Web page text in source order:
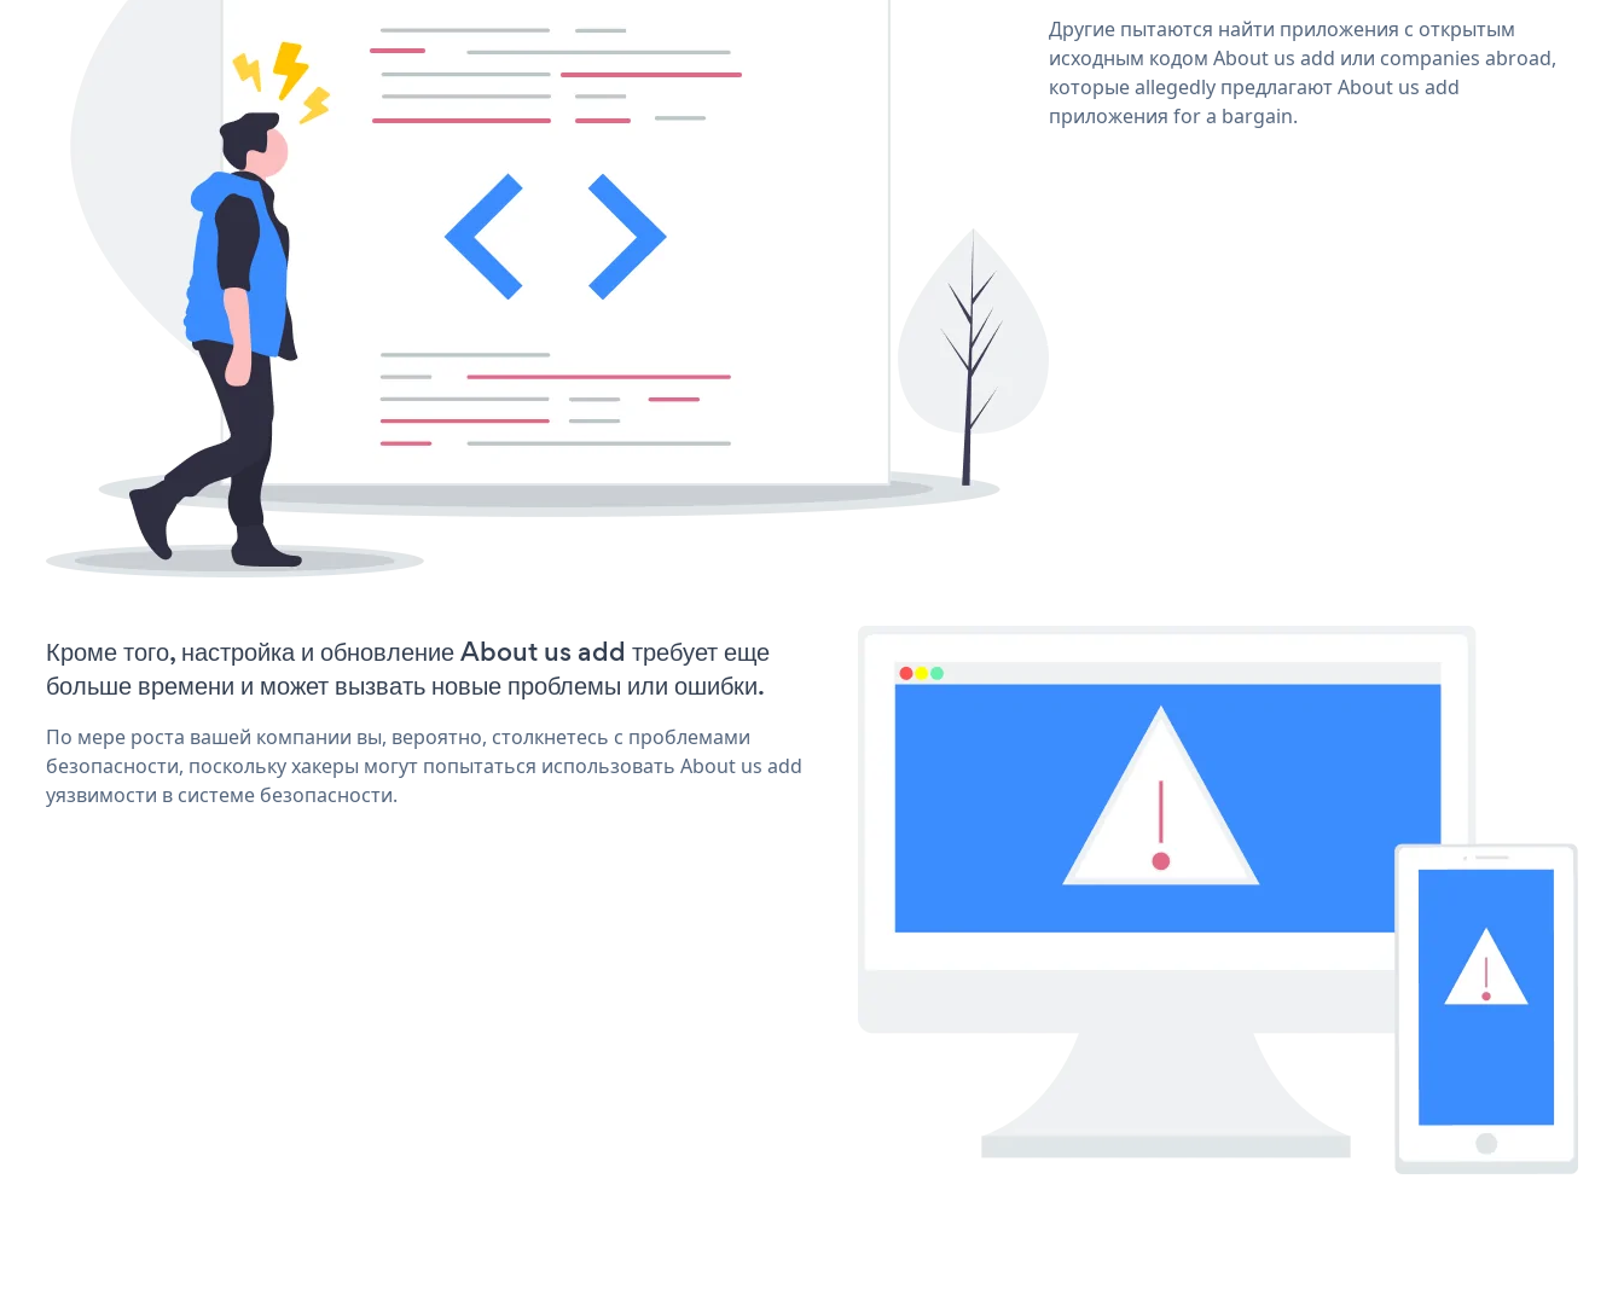
Другие пытаются найти приложения с открытым
исходным кодом About us add или companies abroad,
которые allegedly предлагают About us add
приложения for a bargain.
Кроме того, настройка и обновление About us add требует еще
больше времени и может вызвать новые проблемы или ошибки.
По мере роста вашей компании вы, вероятно, столкнетесь с проблемами
безопасности, поскольку хакеры могут попытаться использовать About us add
уязвимости в системе безопасности.